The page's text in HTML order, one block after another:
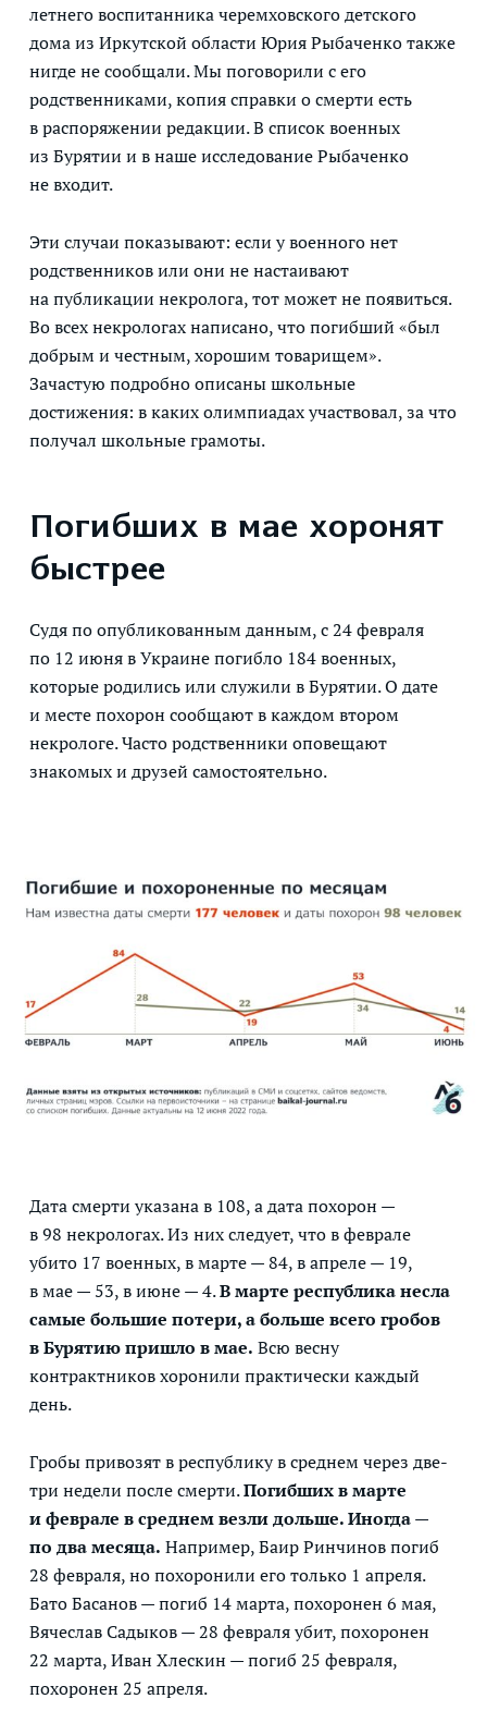
летнего воспитанника черемховского детского
дома из Иркутской области Юрия Рыбаченко также
нигде не сообщали. Мы поговорили с его
родственниками, копия справки о смерти есть
в распоряжении редакции. В список военных
из Бурятии и в наше исследование Рыбаченко
не входит.
Эти случаи показывают: если у военного нет
родственников или они не настаивают
на публикации некролога, тот может не появиться.
Во всех некрологах написано, что погибший «был
добрым и честным, хорошим товарищем».
Зачастую подробно описаны школьные
достижения: в каких олимпиадах участвовал, за что
получал школьные грамоты.
Погибших в мае хоронят
быстрее
Судя по опубликованным данным, с 24 февраля
по 12 июня в Украине погибло 184 военных,
которые родились или служили в Бурятии. О дате
и месте похорон сообщают в каждом втором
некрологе. Часто родственники оповещают
знакомых и друзей самостоятельно.
Дата смерти указана в 108, а дата похорон —
в 98 некрологах. Из них следует, что в феврале
убито 17 военных, в марте — 84, в апреле — 19,
в мае — 53, в июне — 4.В марте республика несла
самые большие потери, а больше всего гробов
в Бурятию пришло в мае. Всю весну
контрактников хоронили практически каждый
день.
Гробы привозят в республику в среднем через две-
три недели после смерти.Погибших в марте
и феврале в среднем везли дольше. Иногда —
по два месяца. Например, Баир Ринчинов погиб
28 февраля, но похоронили его только 1 апреля.
Бато Басанов — погиб 14 марта, похоронен 6 мая,
Вячеслав Садыков — 28 февраля убит, похоронен
22 марта, Иван Хлескин — погиб 25 февраля,
похоронен 25 апреля.